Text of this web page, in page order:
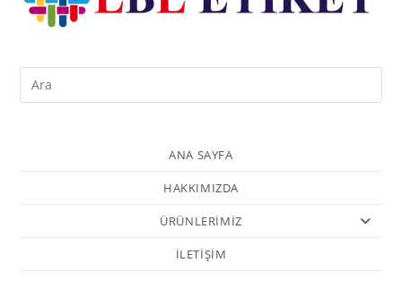
ANA SAYFA
HAKKIMIZDA
ÜRÜNLERİMİZ
İLETİŞİM